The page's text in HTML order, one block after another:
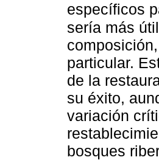
específicos
sería más
particular.
de la
su éxito,
variación
bosques